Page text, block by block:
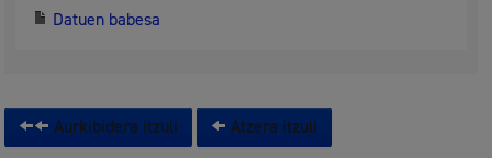
Datuen babesa
Aurkibidera itzuli Atzera itzuli